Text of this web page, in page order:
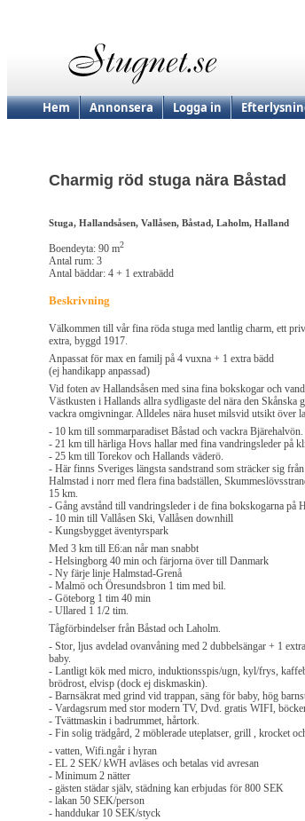
Hem Annonsera Logga in
Charmig röd stuga nära Båstad
Stuga, Hallandsåsen, Vallåsen, Båstad, Laholm, Halland
Boendeyta: 90 m2
Antal rum: 3
Antal bäddar: 4 + 1 extrabädd
Beskrivning
Välkommen till vår fina röda stuga med lantlig charm, ett
extra, byggd 1917.
Anpassat för max en familj på 4 vuxna + 1 extra bädd
(ej handikapp anpassad)
Vid foten av Hallandsåsen med sina fina bokskogar och
Västkusten i Hallands allra sydligaste del nära den Skånska
vackra omgivningar. Alldeles nära huset milsvid utsikt över
- 10 km till sommarparadiset Båstad och vackra Bjärehalvön.
- 21 km till härliga Hovs hallar med fina vandringsleder på
- 25 km till Torekov och Hallands väderö.
- Här finns Sveriges längsta sandstrand som sträcker sig
Halmstad i norr med flera fina badställen,
15 km.
- Gång avstånd till vandringsleder i de fina bokskogarna på
- 10 min till Vallåsen Ski, Vallåsen downhill
- Kungsbygget äventyrspark
Med 3 km till E6:an når man snabbt
- Helsingborg 40 min och färjorna över till Danmark
- Ny färje linje Halmstad-Grenå
- Malmö och Öresundsbron 1 tim med bil.
- Göteborg 1 tim 40 min
- Ullared 1 1/2 tim.
Tågförbindelser från Båstad och Laholm.
- Stor, ljus avdelad ovanvåning med 2 dubbelsängar + 1
baby.
- Lantligt kök med micro, induktionsspis/ugn, kyl/frys,
brödrost, elvisp (dock ej diskmaskin).
- Barnsäkrat med grind vid trappan, säng för baby, hög
- Vardagsrum med stor modern TV, Dvd. gratis WIFI,
- Tvättmaskin i badrummet, hårtork.
- Fin solig trädgård, 2 möblerade uteplatser, grill , krocket
- vatten, Wifi.ngår i hyran
- EL 2 SEK/ kWH avläses och betalas vid avresan
- Minimum 2 nätter
- gästen städar själv, städning kan erbjudas för 800 SEK
- lakan 50 SEK/person
- handdukar 10 SEK/styck